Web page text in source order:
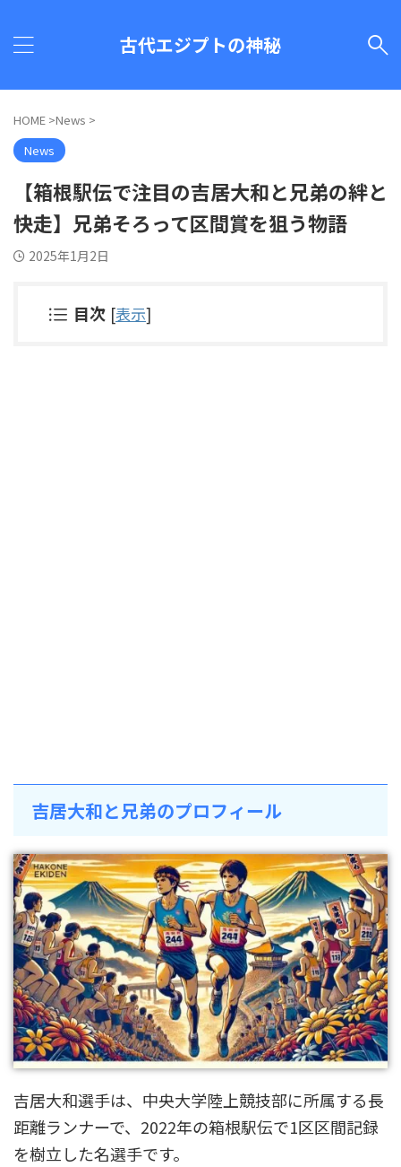
古代エジプトの神秘
HOME >News >
News
【箱根駅伝で注目の吉居大和と兄弟の絆と
快走】兄弟そろって区間賞を狙う物語
2025年1月2日
目次 [表示]
吉居大和と兄弟のプロフィール
吉居大和選手は、中央大学陸上競技部に所属する長
距離ランナーで、2022年の箱根駅伝で1区区間記録
を樹立した名選手です。